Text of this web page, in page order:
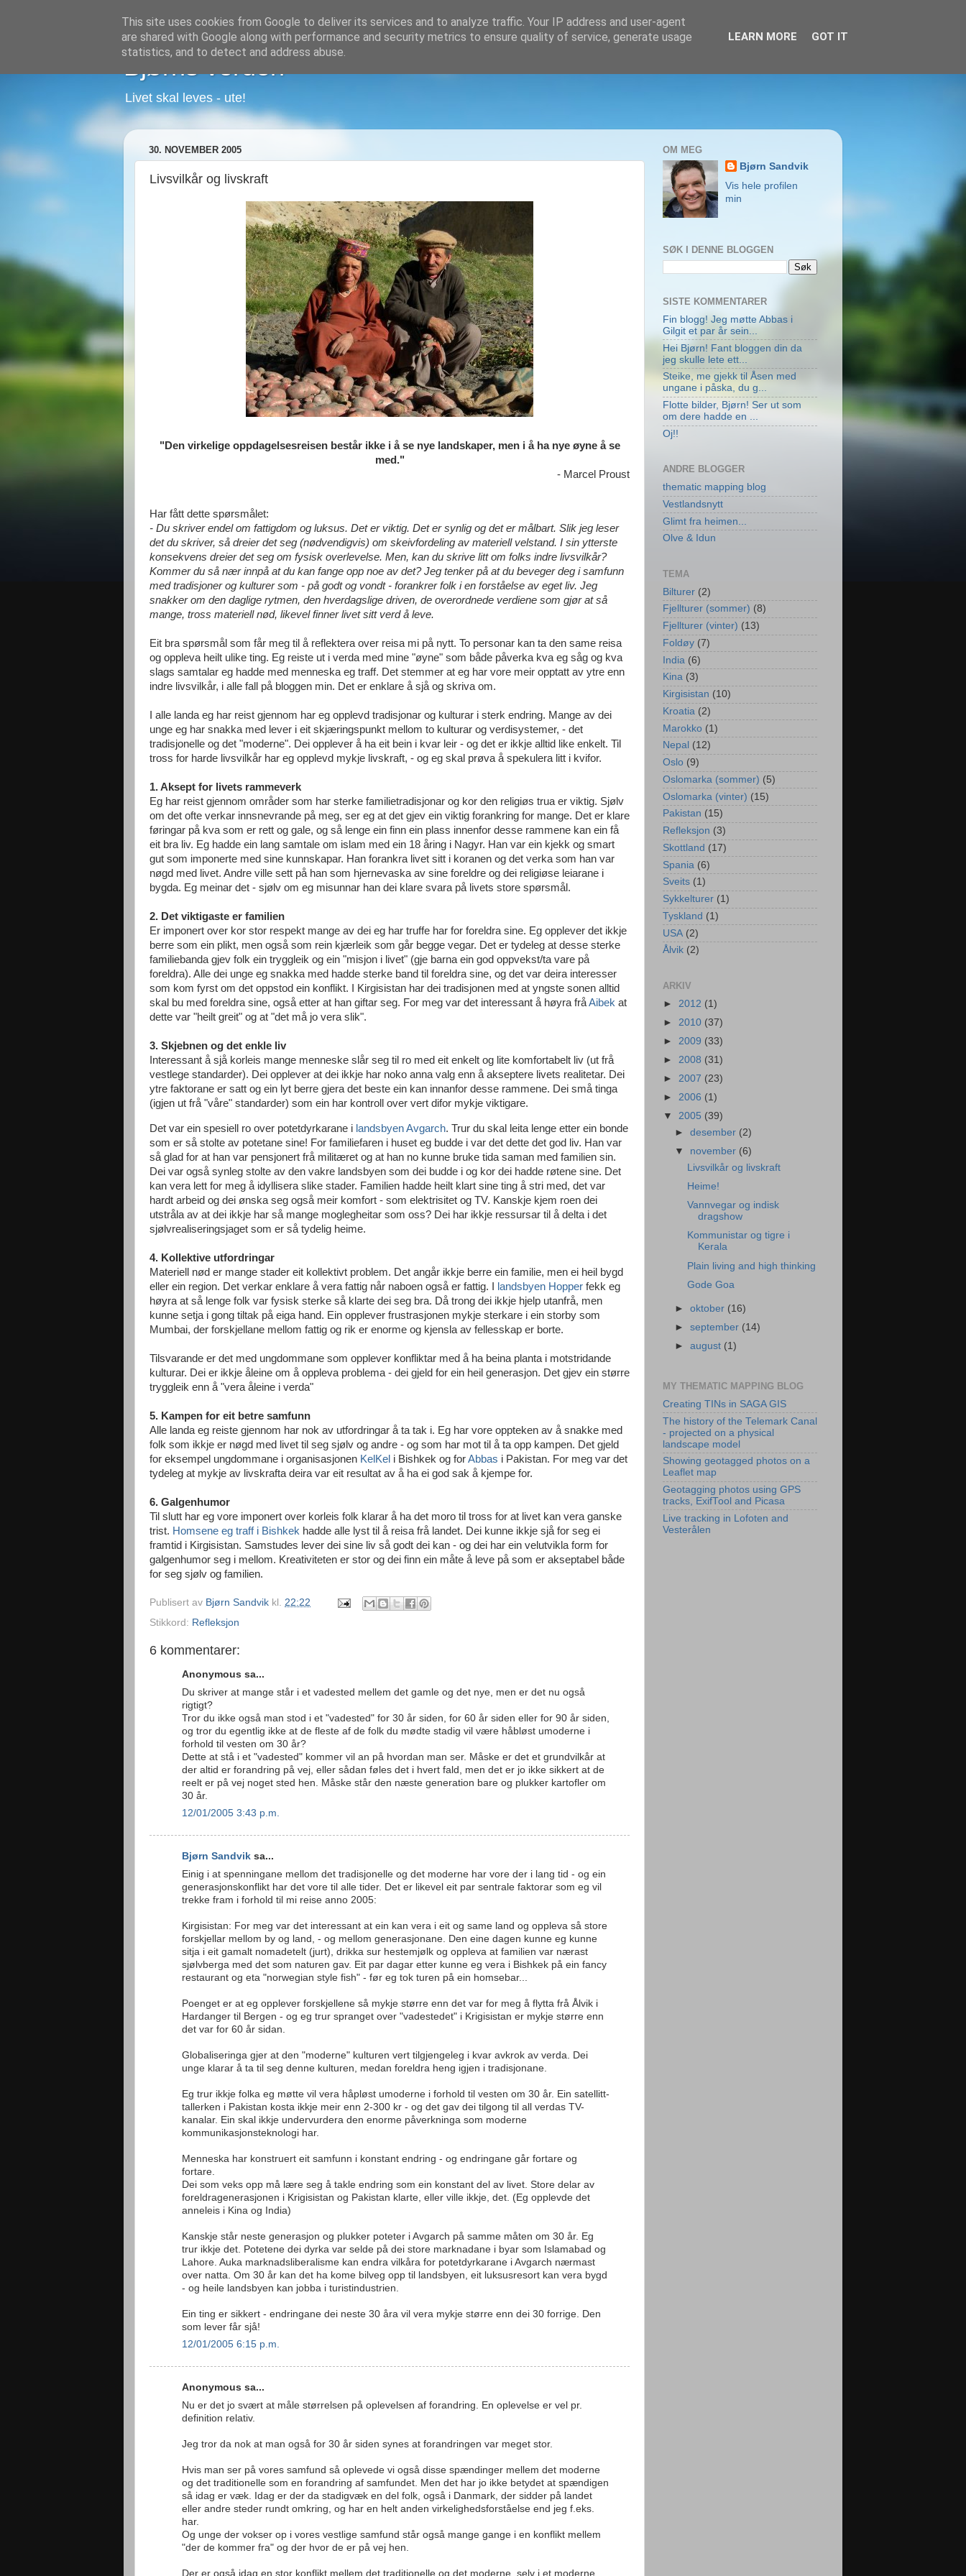
Bjørns verden
Livet skal leves - ute!
30. NOVEMBER 2005
Livsvilkår og livskraft
"Den virkelige oppdagelsesreisen består ikke i å se nye landskaper, men i å ha nye øyne å se
med."
- Marcel Proust
Har fått dette spørsmålet:
- Du skriver endel om fattigdom og luksus. Det er viktig. Det er synlig og det er målbart. Slik jeg leser
det du skriver, så dreier det seg (nødvendigvis) om skeivfordeling av materiell velstand. I sin ytterste
konsekvens dreier det seg om fysisk overlevelse. Men, kan du skrive litt om folks indre livsvilkår?
Kommer du så nær innpå at du kan fange opp noe av det? Jeg tenker på at du beveger deg i samfunn
med tradisjoner og kulturer som - på godt og vondt - forankrer folk i en forståelse av eget liv. Jeg
snakker om den daglige rytmen, den hverdagslige driven, de overordnede verdiene som gjør at så
mange, tross materiell nød, likevel finner livet sitt verd å leve.
Eit bra spørsmål som får meg til å reflektera over reisa mi på nytt. To personar kan ta den same reisa
og oppleva heilt ulike ting. Eg reiste ut i verda med mine "øyne" som både påverka kva eg såg og kva
slags samtalar eg hadde med menneska eg traff. Det stemmer at eg har vore meir opptatt av ytre enn
indre livsvilkår, i alle fall på bloggen min. Det er enklare å sjå og skriva om.
I alle landa eg har reist gjennom har eg opplevd tradisjonar og kulturar i sterk endring. Mange av dei
unge eg har snakka med lever i eit skjæringspunkt mellom to kulturar og verdisystemer, - det
tradisjonelle og det "moderne". Dei opplever å ha eit bein i kvar leir - og det er ikkje alltid like enkelt. Til
tross for harde livsvilkår har eg opplevd mykje livskraft, - og eg skal prøva å spekulera litt i kvifor.
1. Aksept for livets rammeverk
Eg har reist gjennom områder som har sterke familietradisjonar og kor den religiøs trua er viktig. Sjølv
om det ofte verkar innsnevrande på meg, ser eg at det gjev ein viktig forankring for mange. Det er klare
føringar på kva som er rett og gale, og så lenge ein finn ein plass innenfor desse rammene kan ein få
eit bra liv. Eg hadde ein lang samtale om islam med ein 18 åring i Nagyr. Han var ein kjekk og smart
gut som imponerte med sine kunnskapar. Han forankra livet sitt i koranen og det verka som han var
nøgd med livet. Andre ville sett på han som hjernevaska av sine foreldre og dei religiøse leiarane i
bygda. Eg meinar det - sjølv om eg misunnar han dei klare svara på livets store spørsmål.
2. Det viktigaste er familien
Er imponert over kor stor respekt mange av dei eg har truffe har for foreldra sine. Eg opplever det ikkje
berre som ein plikt, men også som rein kjærleik som går begge vegar. Det er tydeleg at desse sterke
familiebanda gjev folk ein tryggleik og ein "misjon i livet" (gje barna ein god oppvekst/ta vare på
foreldra). Alle dei unge eg snakka med hadde sterke band til foreldra sine, og det var deira interesser
som kom fyrst om det oppstod ein konflikt. I Kirgisistan har dei tradisjonen med at yngste sonen alltid
skal bu med foreldra sine, også etter at han giftar seg. For meg var det interessant å høyra fråAibek at
dette var "heilt greit" og at "det må jo vera slik".
3. Skjebnen og det enkle liv
Interessant å sjå korleis mange menneske slår seg til ro med eit enkelt og lite komfortabelt liv (ut frå
vestlege standarder). Dei opplever at dei ikkje har noko anna valg enn å akseptere livets realitetar. Dei
ytre faktorane er satt og ein lyt berre gjera det beste ein kan innanfor desse rammene. Dei små tinga
(igjen ut frå "våre" standarder) som ein har kontroll over vert difor mykje viktigare.
Det var ein spesiell ro over potetdyrkarane i landsbyen Avgarch. Trur du skal leita lenge etter ein bonde
som er så stolte av potetane sine! For familiefaren i huset eg budde i var det dette det god liv. Han var
så glad for at han var pensjonert frå militæret og at han no kunne bruke tida saman med familien sin.
Dei var også synleg stolte av den vakre landsbyen som dei budde i og kor dei hadde røtene sine. Det
kan vera lett for meg å idyllisera slike stader. Familien hadde heilt klart sine ting å stri med, det var
hardt arbeid og dei ønska seg også meir komfort - som elektrisitet og TV. Kanskje kjem roen dei
utstråla av at dei ikkje har så mange moglegheitar som oss? Dei har ikkje ressursar til å delta i det
sjølvrealiseringsjaget som er så tydelig heime.
4. Kollektive utfordringar
Materiell nød er mange stader eit kollektivt problem. Det angår ikkje berre ein familie, men ei heil bygd
eller ein region. Det verkar enklare å vera fattig når naboen også er fattig. I
landsbyen Hopper fekk eg
høyra at så lenge folk var fysisk sterke så klarte dei seg bra. Då trong dei ikkje hjelp utanfrå, men
kunne setja i gong tiltak på eiga hand. Ein opplever frustrasjonen mykje sterkare i ein storby som
Mumbai, der forskjellane mellom fattig og rik er enorme og kjensla av fellesskap er borte.
Tilsvarande er det med ungdommane som opplever konfliktar med å ha beina planta i motstridande
kulturar. Dei er ikkje åleine om å oppleva problema - dei gjeld for ein heil generasjon. Det gjev ein større
tryggleik enn å "vera åleine i verda"
5. Kampen for eit betre samfunn
Alle landa eg reiste gjennom har nok av utfordringar å ta tak i. Eg har vore oppteken av å snakke med
folk som ikkje er nøgd med livet til seg sjølv og andre - og som har mot til å ta opp kampen. Det gjeld
for eksempel ungdommane i organisasjonen KelKel i Bishkek og forAbbas i Pakistan. For meg var det
tydeleg at mykje av livskrafta deira var eit resultat av å ha ei god sak å kjempe for.
6. Galgenhumor
Til slutt har eg vore imponert over korleis folk klarar å ha det moro til tross for at livet kan vera ganske
trist. Homsene eg traff i Bishkek hadde alle lyst til å reisa frå landet. Dei kunne ikkje sjå for seg ei
framtid i Kirgisistan. Samstudes lever dei sine liv så godt dei kan - og dei har ein velutvikla form for
galgenhumor seg i mellom. Kreativiteten er stor og dei finn ein måte å leve på som er akseptabel både
for seg sjølv og familien.
Publisert av Bjørn Sandvik kl. 22:22
Stikkord: Refleksjon
6 kommentarer:
Anonymous sa...
Du skriver at mange står i et vadested mellem det gamle og det nye, men er det nu også
rigtigt?
Tror du ikke også man stod i et "vadested" for 30 år siden, for 60 år siden eller for 90 år siden,
og tror du egentlig ikke at de fleste af de folk du mødte stadig vil være håbløst umoderne i
forhold til vesten om 30 år?
Dette at stå i et "vadested" kommer vil an på hvordan man ser. Måske er det et grundvilkår at
der altid er forandring på vej, eller sådan føles det i hvert fald, men det er jo ikke sikkert at de
reelt er på vej noget sted hen. Måske står den næste generation bare og plukker kartofler om
30 år.
12/01/2005 3:43 p.m.
Bjørn Sandvik sa...
Einig i at spenningane mellom det tradisjonelle og det moderne har vore der i lang tid - og ein
generasjonskonflikt har det vore til alle tider. Det er likevel eit par sentrale faktorar som eg vil
trekke fram i forhold til mi reise anno 2005:
Kirgisistan: For meg var det interessant at ein kan vera i eit og same land og oppleva så store
forskjellar mellom by og land, - og mellom generasjonane. Den eine dagen kunne eg kunne
sitja i eit gamalt nomadetelt (jurt), drikka sur hestemjølk og oppleva at familien var nærast
sjølvberga med det som naturen gav. Eit par dagar etter kunne eg vera i Bishkek på ein fancy
restaurant og eta "norwegian style fish" - før eg tok turen på ein homsebar...
Poenget er at eg opplever forskjellene så mykje større enn det var for meg å flytta frå Ålvik i
Hardanger til Bergen - og eg trur spranget over "vadestedet" i Krigisistan er mykje større enn
det var for 60 år sidan.
Globaliseringa gjer at den "moderne" kulturen vert tilgjengeleg i kvar avkrok av verda. Dei
unge klarar å ta til seg denne kulturen, medan foreldra heng igjen i tradisjonane.
Eg trur ikkje folka eg møtte vil vera håpløst umoderne i forhold til vesten om 30 år. Ein satellitt-
tallerken i Pakistan kosta ikkje meir enn 2-300 kr - og det gav dei tilgong til all verdas TV-
kanalar. Ein skal ikkje undervurdera den enorme påverkninga som moderne
kommunikasjonsteknologi har.
Menneska har konstruert eit samfunn i konstant endring - og endringane går fortare og
fortare.
Dei som veks opp må lære seg å takle endring som ein konstant del av livet. Store delar av
foreldragenerasjonen i Krigisistan og Pakistan klarte, eller ville ikkje, det. (Eg opplevde det
anneleis i Kina og India)
Kanskje står neste generasjon og plukker poteter i Avgarch på samme måten om 30 år. Eg
trur ikkje det. Potetene dei dyrka var selde på dei store marknadane i byar som Islamabad og
Lahore. Auka marknadsliberalisme kan endra vilkåra for potetdyrkarane i Avgarch nærmast
over natta. Om 30 år kan det ha kome bilveg opp til landsbyen, eit luksusresort kan vera bygd
- og heile landsbyen kan jobba i turistindustrien.
Ein ting er sikkert - endringane dei neste 30 åra vil vera mykje større enn dei 30 forrige. Den
som lever får sjå!
12/01/2005 6:15 p.m.
Anonymous sa...
Nu er det jo svært at måle størrelsen på oplevelsen af forandring. En oplevelse er vel pr.
definition relativ.
Jeg tror da nok at man også for 30 år siden synes at forandringen var meget stor.
Hvis man ser på vores samfund så oplevede vi også disse spændinger mellem det moderne
og det traditionelle som en forandring af samfundet. Men det har jo ikke betydet at spændigen
så idag er væk. Idag er der da stadigvæk en del folk, også i Danmark, der sidder på landet
eller andre steder rundt omkring, og har en helt anden virkelighedsforståelse end jeg f.eks.
har.
Og unge der vokser op i vores vestlige samfund står også mange gange i en konflikt mellem
"der de kommer fra" og der hvor de er på vej hen.
Der er også idag en stor konflikt mellem det traditionelle og det moderne, selv i et moderne
OM MEG
Bjørn Sandvik
Vis hele profilen
min
SØK I DENNE BLOGGEN
SISTE KOMMENTARER
Fin blogg! Jeg møtte Abbas i
Gilgit et par år sein...
Hei Bjørn! Fant bloggen din da
jeg skulle lete ett...
Steike, me gjekk til Åsen med
ungane i påska, du g...
Flotte bilder, Bjørn! Ser ut som
om dere hadde en ...
Oj!!
ANDRE BLOGGER
thematic mapping blog
Vestlandsnytt
Glimt fra heimen...
Olve & Idun
TEMA
Bilturer (2)
Fjellturer (sommer) (8)
Fjellturer (vinter) (13)
Foldøy (7)
India (6)
Kina (3)
Kirgisistan (10)
Kroatia (2)
Marokko (1)
Nepal (12)
Oslo (9)
Oslomarka (sommer) (5)
Oslomarka (vinter) (15)
Pakistan (15)
Refleksjon (3)
Skottland (17)
Spania (6)
Sveits (1)
Sykkelturer (1)
Tyskland (1)
USA (2)
Ålvik (2)
ARKIV
► 2012 (1)
► 2010 (37)
► 2009 (33)
► 2008 (31)
► 2007 (23)
► 2006 (1)
▼ 2005 (39)
►desember (2)
▼ november (6)
Livsvilkår og livskraft
Heime!
Vannvegar og indisk
dragshow
Kommunistar og tigre i
Kerala
Plain living and high thinking
Gode Goa
►oktober (16)
►september (14)
►august (1)
MY THEMATIC MAPPING BLOG
Creating TINs in SAGA GIS
The history of the Telemark Canal
- projected on a physical
landscape model
Showing geotagged photos on a
Leaflet map
Geotagging photos using GPS
tracks, ExifTool and Picasa
Live tracking in Lofoten and
Vesterålen
This site uses cookies from Google to deliver its services and to analyze traffic. Your IP address and user-agent
are shared with Google along with performance and security metrics to ensure quality of service, generate usage
statistics, and to detect and address abuse.
LEARN MORE GOT IT